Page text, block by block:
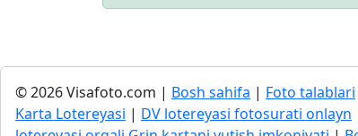
© 2026 Visafoto.com | Bosh sahifa | Foto talablari
Karta Lotereyasi | DV lotereyasi fotosurati onlayn